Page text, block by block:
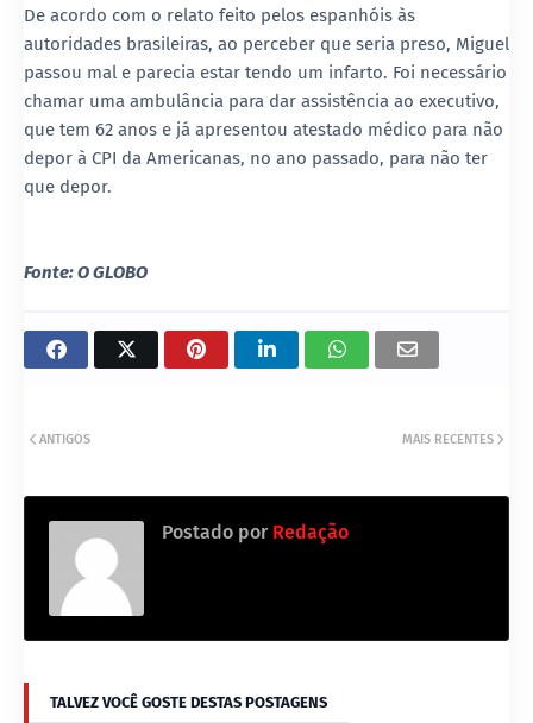
De acordo com o relato feito pelos espanhóis às
autoridades brasileiras, ao perceber que seria preso, Miguel
passou mal e parecia estar tendo um infarto. Foi necessário
chamar uma ambulância para dar assistência ao executivo,
que tem 62 anos e já apresentou atestado médico para não
depor à CPI da Americanas, no ano passado, para não ter
que depor.
Fonte: O GLOBO
MAIS RECENTES
ANTIGOS
Postado por Redação
TALVEZ VOCÊ GOSTE DESTAS POSTAGENS